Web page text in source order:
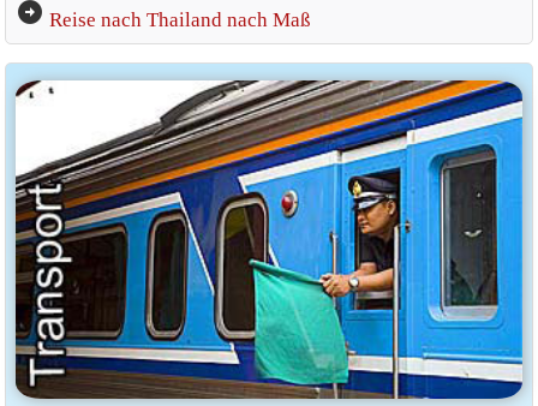
arrow_circle_right Reise nach Thailand nach Maß